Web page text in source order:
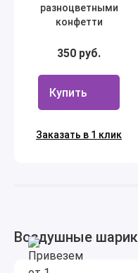
разноцветными
конфетти
350 руб.
Купить
Заказать в 1 клик
Воздушные